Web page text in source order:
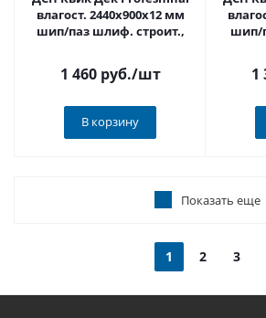
влагост. 2440х900х12 мм
шип/паз шлиф. строит.,
1 460 руб./шт
В корзину
шип/
1
Показать еще
1 2 3